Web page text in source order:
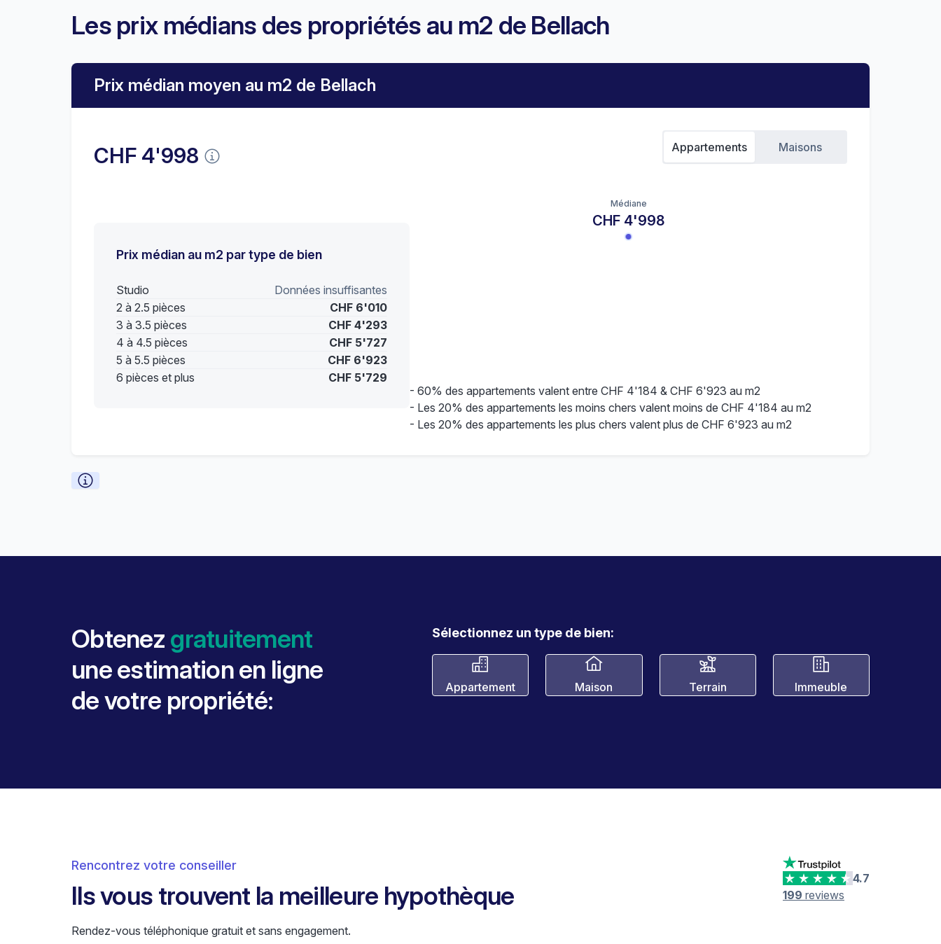
Les prix médians des propriétés au m2 de Bellach
Prix médian moyen au m2 de Bellach
CHF 4'998 Appartements Maisons
Prix médian au m2 par type de bien
Studio
Données insuffisantes
2 à 2.5 pièces
CHF 6'010
3 à 3.5 pièces
CHF 4'293
4 à 4.5 pièces
CHF 5'727
5 à 5.5 pièces
CHF 6'923
6 pièces et plus
CHF 5'729
Médiane
CHF 4'998
- 60% des appartements valent entre CHF 4'184 & CHF 6'923 au m2
- Les 20% des appartements les moins chers valent moins de CHF 4'184 au m2
- Les 20% des appartements les plus chers valent plus de CHF 6'923 au m2
Obtenez gratuitement
une estimation en ligne
de votre propriété:
Sélectionnez un type de bien:
Appartement Maison Terrain Immeuble
Rencontrez votre conseiller
Ils vous trouvent la meilleure hypothèque
Rendez-vous téléphonique gratuit et sans engagement.
4.7
199 reviews